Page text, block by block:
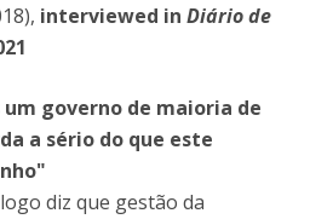
interviewed in Diário de
governo de maioria de
a sério do que este
diz que gestão da